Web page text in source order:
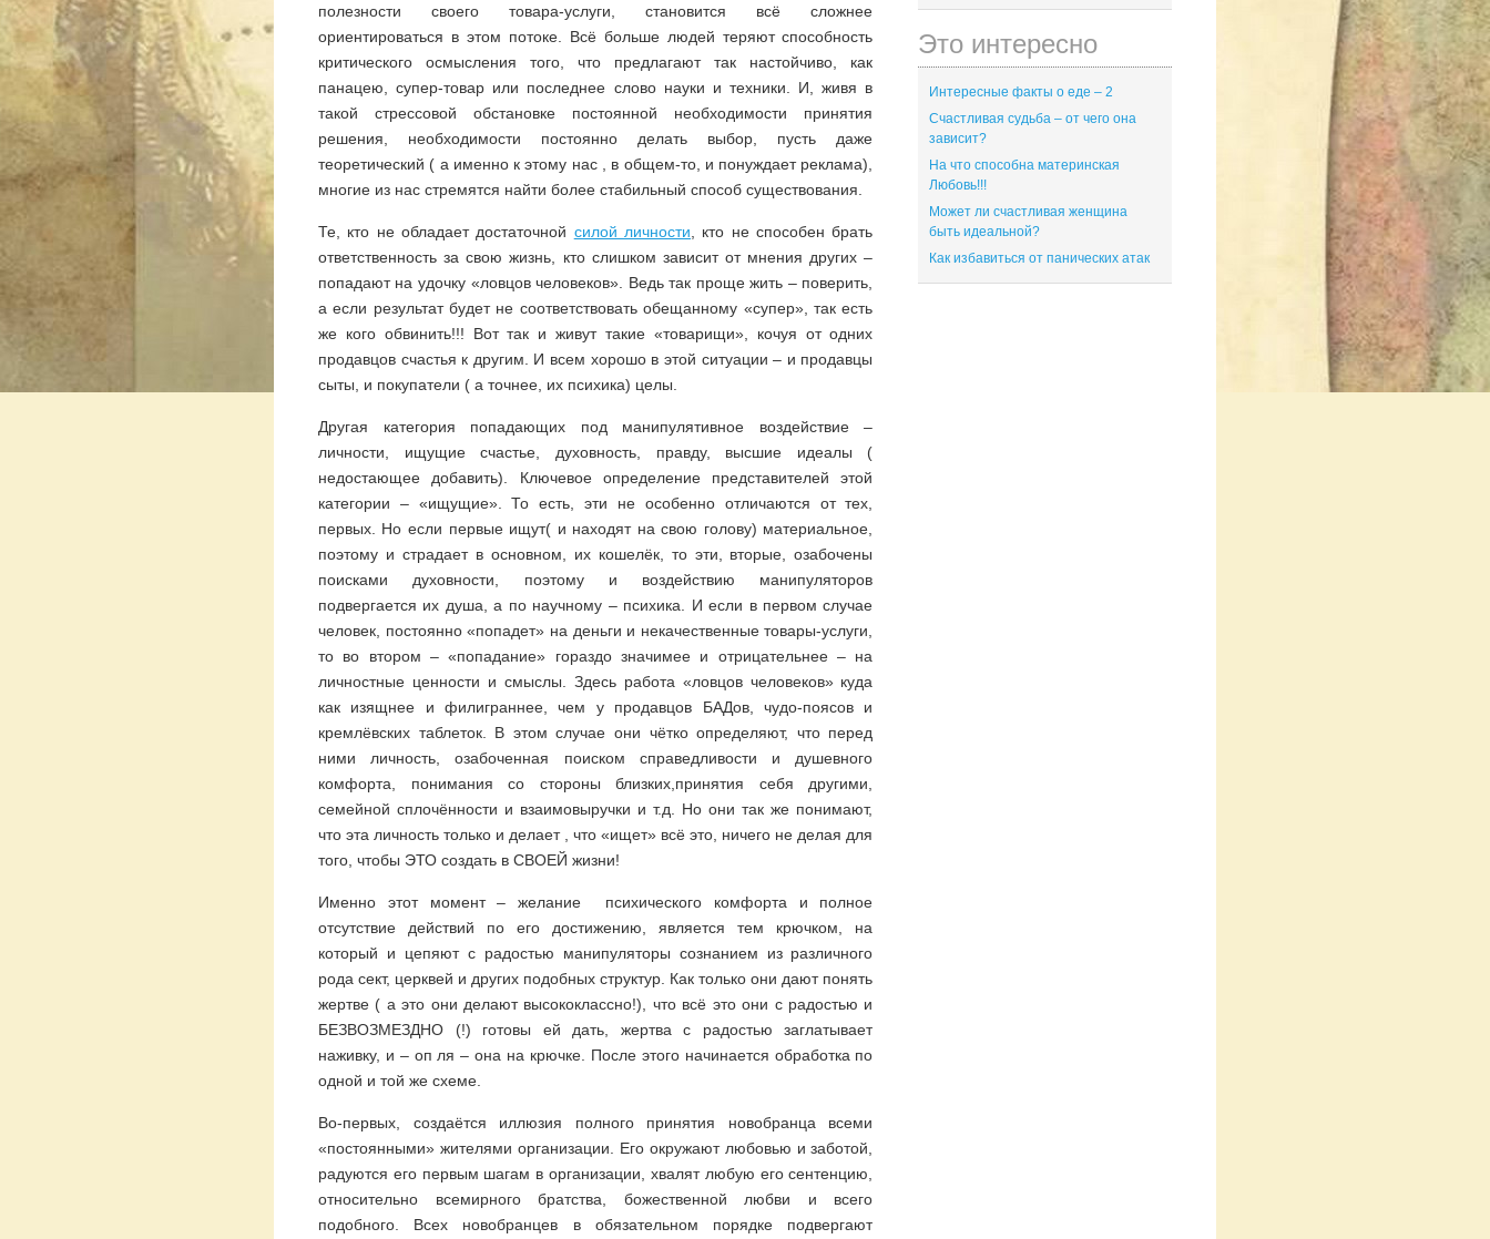
полезности своего товара-услуги, становится всё сложнее
ориентироваться в этом потоке. Всё больше людей теряют способность
критического осмысления того, что предлагают так настойчиво, как
панацею, супер-товар или последнее слово науки и техники. И, живя в
такой стрессовой обстановке постоянной необходимости принятия
решения, необходимости постоянно делать выбор, пусть даже
теоретический ( а именно к этому нас , в общем-то, и понуждает реклама),
многие из нас стремятся найти более стабильный способ существования.
Те, кто не обладает достаточной силой личности , кто не способен брать
ответственность за свою жизнь, кто слишком зависит от мнения других –
попадают на удочку «ловцов человеков». Ведь так проще жить – поверить,
а если результат будет не соответствовать обещанному «супер», так есть
же кого обвинить!!! Вот так и живут такие «товарищи», кочуя от одних
продавцов счастья к другим. И всем хорошо в этой ситуации – и продавцы
сыты, и покупатели ( а точнее, их психика) целы.
Другая категория попадающих под манипулятивное воздействие –
личности, ищущие счастье, духовность, правду, высшие идеалы (
недостающее добавить). Ключевое определение представителей этой
категории – «ищущие». То есть, эти не особенно отличаются от тех,
первых. Но если первые ищут( и находят на свою голову) материальное,
поэтому и страдает в основном, их кошелёк, то эти, вторые, озабочены
поисками духовности, поэтому и воздействию манипуляторов
подвергается их душа, а по научному – психика. И если в первом случае
человек, постоянно «попадет» на деньги и некачественные товары-услуги,
то во втором – «попадание» гораздо значимее и отрицательнее – на
личностные ценности и смыслы. Здесь работа «ловцов человеков» куда
как изящнее и филиграннее, чем у продавцов БАДов, чудо-поясов и
кремлёвских таблеток. В этом случае они чётко определяют, что перед
ними личность, озабоченная поиском справедливости и душевного
комфорта, понимания со стороны близких,принятия себя другими,
семейной сплочённости и взаимовыручки и т.д. Но они так же понимают,
что эта личность только и делает , что «ищет» всё это, ничего не делая для
того, чтобы ЭТО создать в СВОЕЙ жизни!
Именно этот момент – желание психического комфорта и полное
отсутствие действий по его достижению, является тем крючком, на
который и цепяют с радостью манипуляторы сознанием из различного
рода сект, церквей и других подобных структур. Как только они дают понять
жертве ( а это они делают высококлассно!), что всё это они с радостью и
БЕЗВОЗМЕЗДНО (!) готовы ей дать, жертва с радостью заглатывает
наживку, и – оп ля – она на крючке. После этого начинается обработка по
одной и той же схеме.
Во-первых, создаётся иллюзия полного принятия новобранца всеми
«постоянными» жителями организации. Его окружают любовью и заботой,
радуются его первым шагам в организации, хвалят любую его сентенцию,
относительно всемирного братства, божественной любви и всего
подобного. Всех новобранцев в обязательном порядке подвергают
Это интересно
Интересные факты о еде – 2
Счастливая судьба – от чего она
зависит?
На что способна материнская
Любовь!!!
Может ли счастливая женщина
быть идеальной?
Как избавиться от панических атак